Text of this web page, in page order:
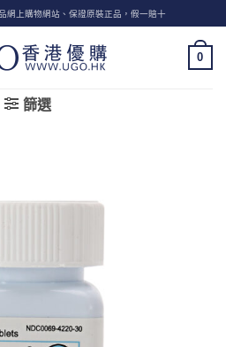
網上購物網站、保證原裝正品，假一賠十
0
篩選